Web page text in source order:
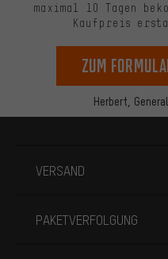
Herbert,
maximal 10 Tagen
Kaufpreis
zum
VERSAND
PAKETVERFOLGUNG